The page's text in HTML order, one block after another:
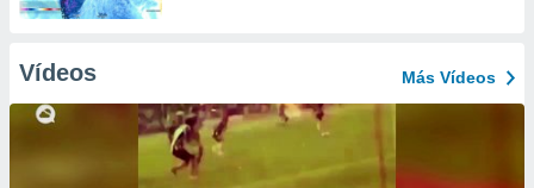
Vídeos Más Vídeos